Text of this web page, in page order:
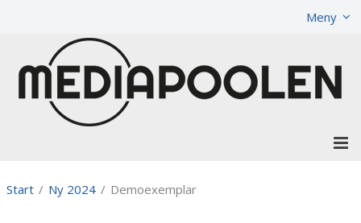
Meny
Start / Ny 2024 / Demoexemplar